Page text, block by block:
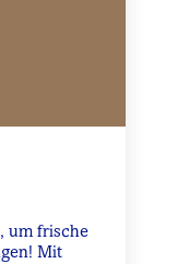
um frische
Mit